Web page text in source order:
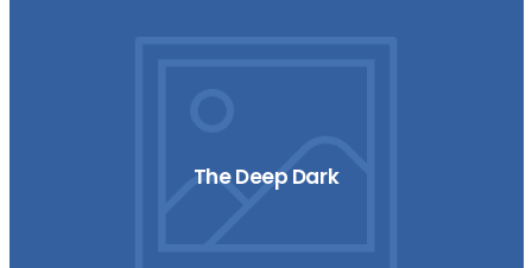
The Deep Dark